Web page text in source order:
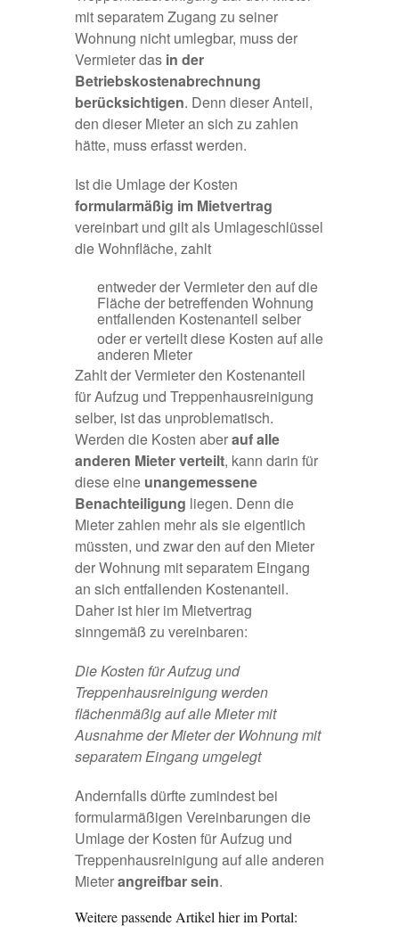
mit separatem Zugang zu seiner
Wohnung nicht umlegbar, muss der
Vermieter das in der
Betriebskostenabrechnung
berücksichtigen. Denn dieser Anteil,
den dieser Mieter an sich zu zahlen
hätte, muss erfasst werden.
Ist die Umlage der Kosten
formularmäßig im Mietvertrag
vereinbart und gilt als Umlageschlüssel
die Wohnfläche, zahlt
entweder der Vermieter den auf die
Fläche der betreffenden Wohnung
entfallenden Kostenanteil selber
oder er verteilt diese Kosten auf alle
anderen Mieter
Zahlt der Vermieter den Kostenanteil
für Aufzug und Treppenhausreinigung
selber, ist das unproblematisch.
Werden die Kosten aberauf alle
anderen Mieter verteilt, kann darin für
diese eine unangemessene
Benachteiligung liegen. Denn die
Mieter zahlen mehr als sie eigentlich
müssten, und zwar den auf den Mieter
der Wohnung mit separatem Eingang
an sich entfallenden Kostenanteil.
Daher ist hier im Mietvertrag
sinngemäß zu vereinbaren:
Die Kosten für Aufzug und
Treppenhausreinigung werden
flächenmäßig auf alle Mieter mit
Ausnahme der Mieter der Wohnung mit
separatem Eingang umgelegt
Andernfalls dürfte zumindest bei
formularmäßigen Vereinbarungen die
Umlage der Kosten für Aufzug und
Treppenhausreinigung auf alle anderen
Mieterangreifbar sein.
Weitere passende Artikel hier im Portal: